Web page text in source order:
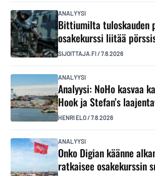
ANALYYSI
Bittiumilta tuloskauden
osakekurssi liitää
SIJOITTAJA.FI/7.8.2026
ANALYYSI
Analyysi: NoHo kasvaa
Hook ja Stefan’s
HENRI ELO/7.8.2026
ANALYYSI
Onko Digian käänne
ratkaisee osakekurssin